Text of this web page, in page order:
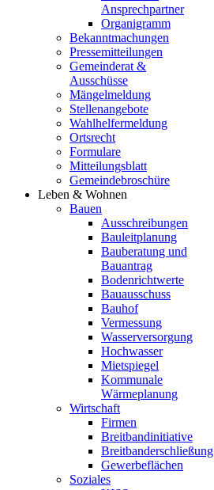
Ansprechpartner
Organigramm
Bekanntmachungen
Pressemitteilungen
Gemeinderat &
Ausschüsse
Mängelmeldung
Stellenangebote
Wahlhelfermeldung
Ortsrecht
Formulare
Mitteilungsblatt
Gemeindebroschüre
Leben & Wohnen
Bauen
Ausschreibungen
Bauleitplanung
Bauberatung und
Bauantrag
Bodenrichtwerte
Bauausschuss
Bauhof
Vermessung
Wasserversorgung
Hochwasser
Mietspiegel
Kommunale
Wärmeplanung
Wirtschaft
Firmen
Breitbandinitiative
Breitbanderschließung
Gewerbeflächen
Soziales